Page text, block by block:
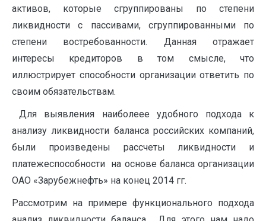
активов, которые сгруппированы по степени
ликвидности с пассивами, сгруппированными по
степени востребованности. Данная отражает
интересы кредиторов в том смысле, что
иллюстрирует способности организации ответить по
своим обязательствам.
Для выявления наиболеее удобного подхода к
анализу ликвидности баланса российских компаний,
были произведены рассчеты ликвидности и
платежеспособности на основе баланса организации
ОАО «Зарубежнефть» на конец 2014 гг.
Рассмотрим на примере функционального подхода